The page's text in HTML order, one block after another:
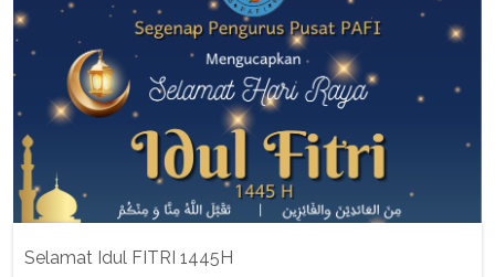
Selamat Idul FITRI 1445H